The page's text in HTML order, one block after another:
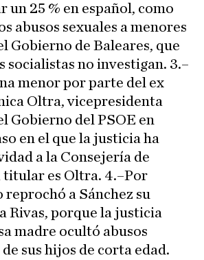
un 25 % en español, como
abusos sexuales a menores
Gobierno de Baleares, que
socialistas no investigan. 3.–
menor por parte del ex
Oltra, vicepresidenta
Gobierno del PSOE en
en el que la justicia ha
a la Consejería de
titular es Oltra. 4.–Por
a Sánchez su
Rivas, porque la justicia
madre ocultó abusos
sus hijos de corta edad.